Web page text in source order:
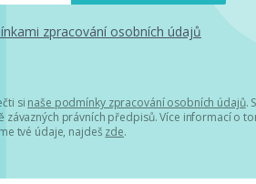
zpracování osobních údajů
si naše podmínky zpracování osobních údajů.
právních předpisů. Více informací o
tvé údaje, najdeš zde.